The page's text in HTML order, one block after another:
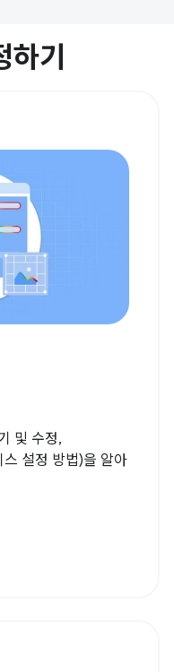
기
및 수정,
설정 방법)을 알아